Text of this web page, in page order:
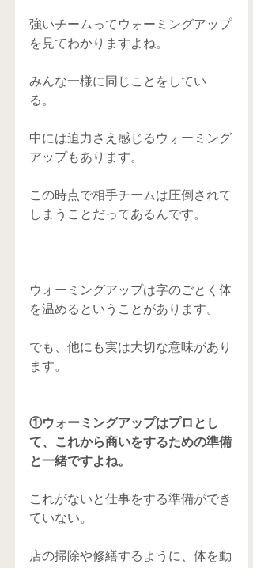
強いチームってウォーミングアップ
を見てわかりますよね。
みんな一様に同じことをしてい
る。
中には迫力さえ感じるウォーミング
アップもあります。
この時点で相手チームは圧倒されて
しまうことだってあるんです。
ウォーミングアップは字のごとく体
を温めるということがあります。
でも、他にも実は大切な意味があり
ます。
①ウォーミングアップはプロとし
て、これから商いをするための準備
と一緒ですよね。
これがないと仕事をする準備ができ
ていない。
店の掃除や修繕するように、体を動